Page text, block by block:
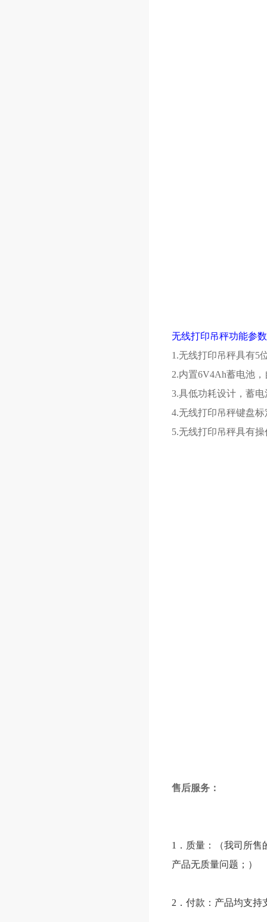
无线打印吊秤功能参
1.无线打印吊秤具有5
2.内置6V4Ah蓄电池，
3.具低功耗设计，蓄
4.无线打印吊秤键盘
5.无线打印吊秤具有
售后服务：
1．质量：（我司所售
产品无质量问题；）
2．付款：产品均支持